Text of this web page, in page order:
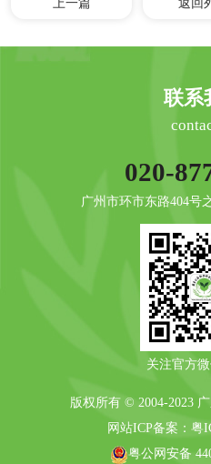
联系
020-
广州市环市东路404号
关注官方
版权所有 © 2004-2023
网站ICP备案： 粤
粤公网安备